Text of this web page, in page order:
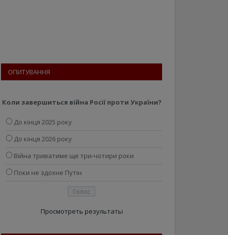
ОПИТУВАННЯ
Коли завершиться війна Росії проти України?
До кінця 2025 року
До кінця 2026 року
Війна триватиме ще три-чотири роки
Поки не здохне Путін
Просмотреть результаты